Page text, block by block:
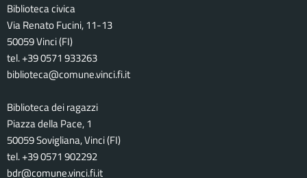
Biblioteca civica
Via Renato Fucini, 11-13
50059 Vinci (FI)
tel. +39 0571 933263
biblioteca@comune.vinci.fi.it
Biblioteca dei ragazzi
Piazza della Pace, 1
50059 Sovigliana, Vinci (FI)
tel. +39 0571 902292
bdr@comune.vinci.fi.it